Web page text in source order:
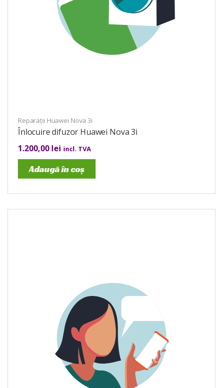
Reparații Huawei Nova 3i
Înlocuire difuzor Huawei Nova 3i
1.200,00 lei incl. TVA
Adaugă în coș